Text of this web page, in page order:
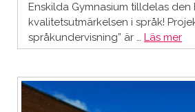
Enskilda Gymnasium tilldelas den
kvalitetsutmärkelsen i språk!
språkundervisning” är … Läs mer